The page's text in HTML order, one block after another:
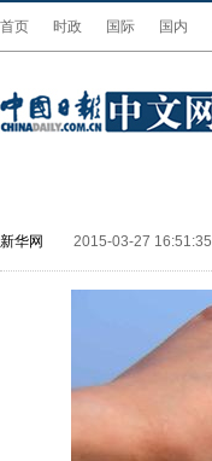
首页 时政 国际 国内
新华网 2015-03-27 16:51:35